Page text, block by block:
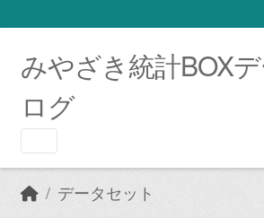
みやざき統計BOX
ログ
データセット